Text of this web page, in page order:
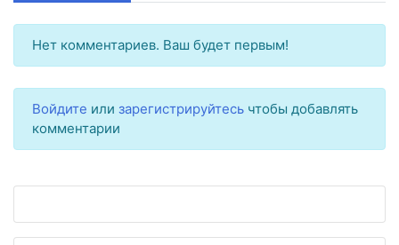
Нет комментариев. Ваш будет первым!
Войдите или зарегистрируйтесь чтобы добавлять
комментарии